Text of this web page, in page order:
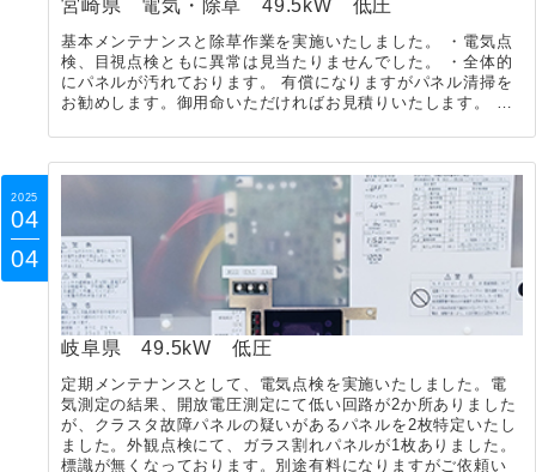
宮崎県 電気・除草 49.5kW 低圧
基本メンテナンスと除草作業を実施いたしました。 ・電気点
検、目視点検ともに異常は見当たりませんでした。 ・全体的
にパネルが汚れております。 有償になりますがパネル清掃を
お勧めします。御用命いただければお見積りいたします。 …
2025
04
04
岐阜県 49.5kW 低圧
定期メンテナンスとして、電気点検を実施いたしました。電
気測定の結果、開放電圧測定にて低い回路が2か所ありました
が、クラスタ故障パネルの疑いがあるパネルを2枚特定いたし
ました。外観点検にて、ガラス割れパネルが1枚ありました。
標識が無くなっております。別途有料になりますがご依頼い